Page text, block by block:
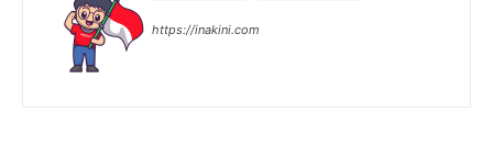
https://inakini.com